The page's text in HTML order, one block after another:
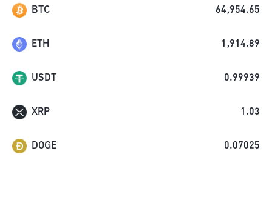
BTC 64,954.65
ETH 1,914.89
USDT 0.99939
XRP 1.03
DOGE 0.07025